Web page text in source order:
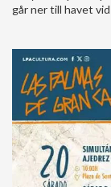
går ner till havet